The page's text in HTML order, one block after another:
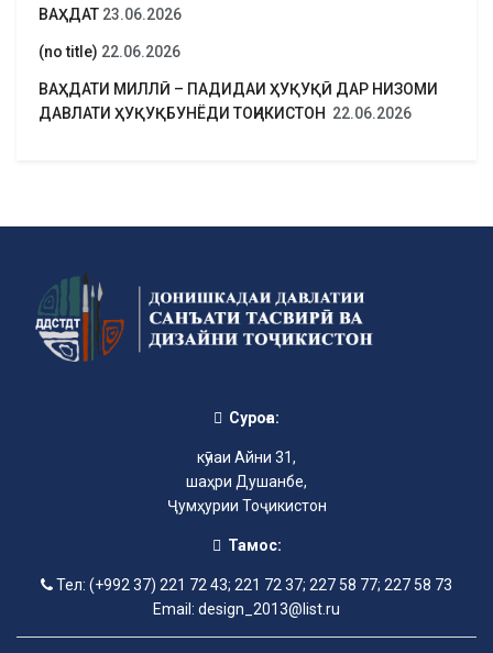
ВАҲДАТ 23.06.2026
(no title) 22.06.2026
ВАҲДАТИ МИЛЛӢ – ПАДИДАИ ҲУҚУҚӢ ДАР НИЗОМИ
ДАВЛАТИ ҲУҚУҚБУНЁДИ ТОҶИКИСТОН 22.06.2026
Суроға:
кӯчаи Айни 31,
шаҳри Душанбе,
Ҷумҳурии Тоҷикистон
Тамос:
Тел: (+992 37) 221 72 43; 221 72 37; 227 58 77; 227 58 73
Email: design_2013@list.ru